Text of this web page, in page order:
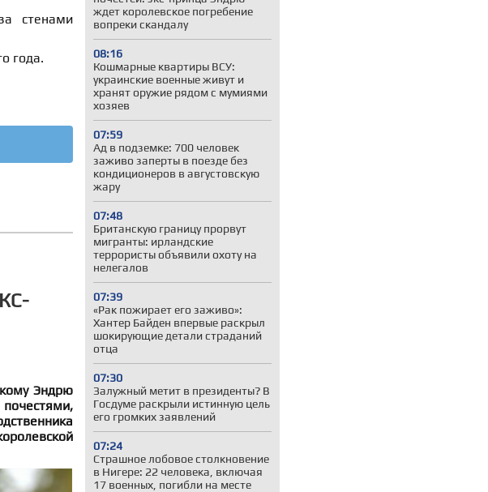
ждет королевское погребение
вопреки скандалу
08:16
Кошмарные квартиры ВСУ:
украинские военные живут и
хранят оружие рядом с мумиями
хозяев
07:59
Ад в подземке: 700 человек
заживо заперты в поезде без
кондиционеров в августовскую
жару
07:48
Британскую границу прорвут
мигранты: ирландские
террористы объявили охоту на
нелегалов
07:39
«Рак пожирает его заживо»:
Хантер Байден впервые раскрыл
шокирующие детали страданий
отца
07:30
Залужный метит в президенты? В
Госдуме раскрыли истинную цель
его громких заявлений
07:24
Страшное лобовое столкновение
в Нигере: 22 человека, включая
17 военных, погибли на месте
стенами
года.
Эндрю